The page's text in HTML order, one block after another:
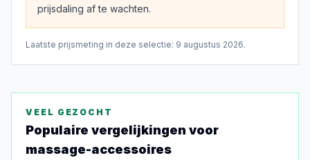
prijsdaling af te wachten.
Laatste prijsmeting in deze selectie: 9 augustus 2026.
VEEL GEZOCHT
Populaire vergelijkingen voor
massage-accessoires